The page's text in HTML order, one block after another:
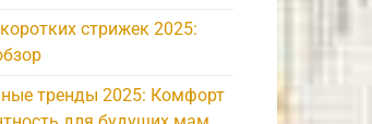
стрижек 2025:
тренды 2025: Комфорт